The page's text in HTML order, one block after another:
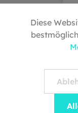
Hilfe &
Rückgabe &
Widerrufsrecht
Diese